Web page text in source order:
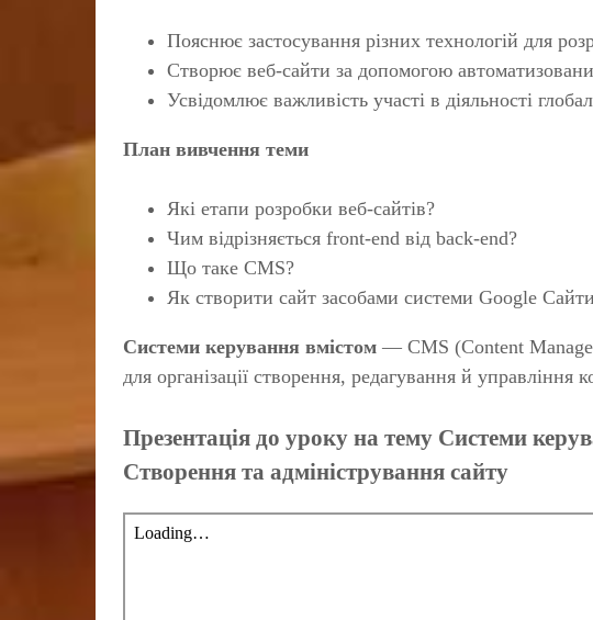
Пояснює застосування різних технологій для
Створює веб-сайти за допомогою
Усвідомлює важливість участі в діяльності
План вивчення теми
Які етапи розробки веб-сайтів?
Чим відрізняється front-end від back-end?
Що таке CMS?
Як створити сайт засобами системи Google
Системи керування вмістом — CMS (Content
для організації створення, редагування й управління
Презентація до уроку на тему Системи
Створення та адміністрування сайту